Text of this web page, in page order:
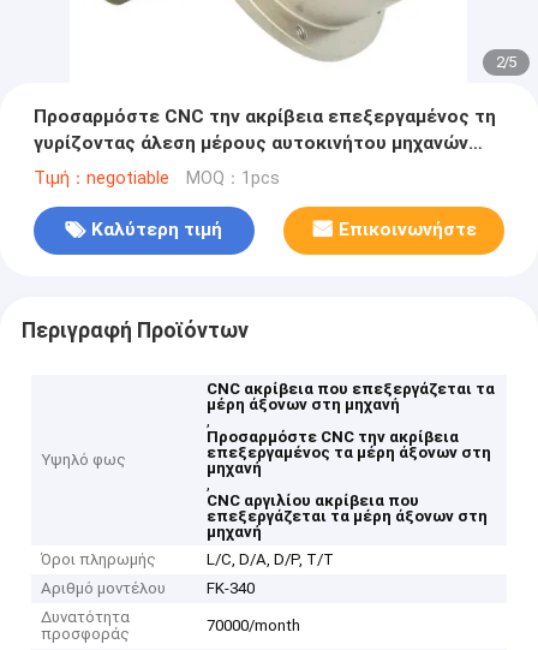
2/5
Προσαρμόστε CNC την ακρίβεια επεξεργαμένος τη
γυρίζοντας άλεση μέρους αυτοκινήτου μηχανών
μηχανών μερών άξονων στη μηχανή
Τιμή：negotiable MOQ：1pcs
Καλύτερη τιμή Επικοινωνήστε
Περιγραφή Προϊόντων
Υψηλό φως
CNC ακρίβεια που επεξεργάζεται τα
μέρη άξονων στη μηχανή
,
Προσαρμόστε CNC την ακρίβεια
επεξεργαμένος τα μέρη άξονων στη
μηχανή
,
CNC αργιλίου ακρίβεια που
επεξεργάζεται τα μέρη άξονων στη
μηχανή
Όροι πληρωμής
L/C, D/A, D/P, T/T
Αριθμό μοντέλου
FK-340
Δυνατότητα
προσφοράς
70000/month